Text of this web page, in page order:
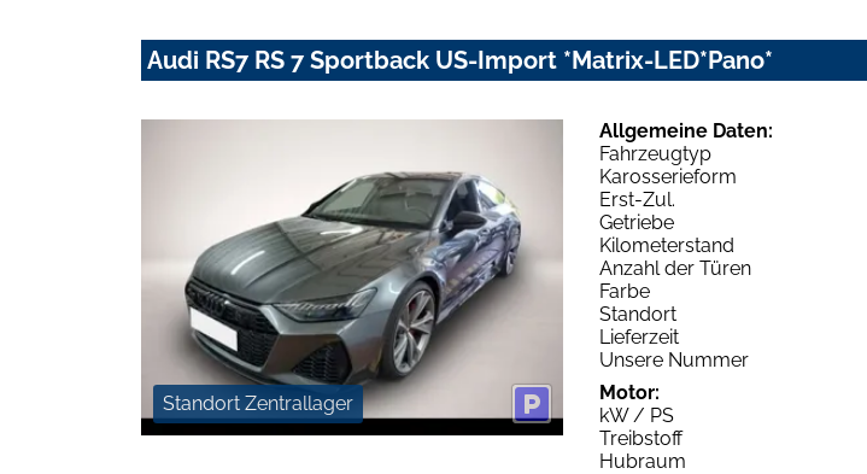
Audi RS7 RS 7 Sportback US-Import *Matrix-LED*Pano*
Standort Zentrallager
Allgemeine Daten:
Fahrzeugtyp
Karosserieform
Erst-Zul.
Getriebe
Kilometerstand
Anzahl der Türen
Farbe
Standort
Lieferzeit
Unsere Nummer
Motor:
kW / PS
Treibstoff
Hubraum